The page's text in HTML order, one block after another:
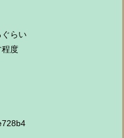
らい
度